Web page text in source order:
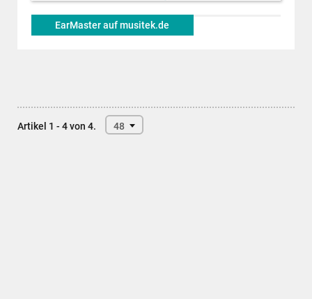
EarMaster auf musitek.de
Artikel 1 - 4 von 4. 48